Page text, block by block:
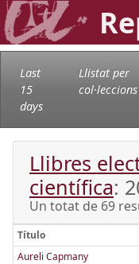
Last
15
days
Llistat per
col·leccions
Llibres
científica:
Un totat de 69
Título
Aureli Capmany